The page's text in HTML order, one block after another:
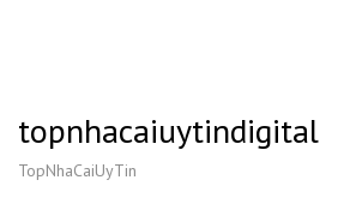
topnhacaiuytindigital
TopNhaCaiUyTin